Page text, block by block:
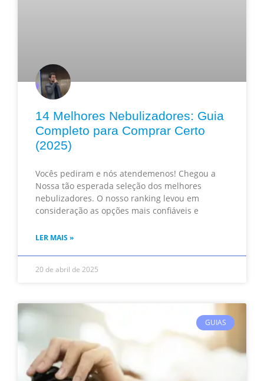
14 Melhores Nebulizadores: Guia
Completo para Comprar Certo
(2025)
Vocês pediram e nós atendemenos! Chegou a
Nossa tão esperada seleção dos melhores
nebulizadores. O nosso ranking levou em
consideração as opções mais confiáveis e
LER MAIS »
20 de abril de 2025
GUIAS